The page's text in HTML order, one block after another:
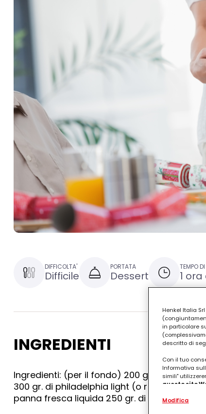
DIFFICOLTA'
Difficile
PORTATA
Dessert
TEMPO
1 ora
INGREDIENTI
Ingredienti: (per il fondo) 200 gr. di biscotti
300 gr. di philadelphia light (o ricotta
panna fresca liquida 250 gr. di cioccolato
Henkel Italia
in particolare
descritto di
Con il tuo
Informativa
simili"
questo sito
terzi,
Modifica